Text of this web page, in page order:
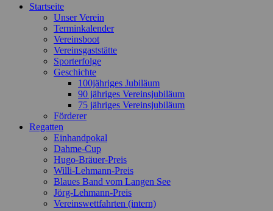
oben
Startseite
Unser Verein
Terminkalender
Vereinsboot
Vereinsgaststätte
Sporterfolge
Geschichte
100jähriges Jubiläum
90 jähriges Vereinsjubiläum
75 jähriges Vereinsjubiläum
Förderer
Regatten
Einhandpokal
Dahme-Cup
Hugo-Bräuer-Preis
Willi-Lehmann-Preis
Blaues Band vom Langen See
Jörg-Lehmann-Preis
Vereinswettfahrten (intern)